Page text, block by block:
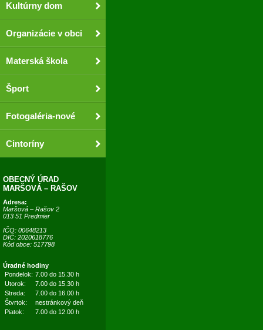
Kultúrny dom
Organizácie v obci
Materská škola
Šport
Fotogaléria-nové
Cintoríny
OBECNÝ ÚRAD
MARŠOVÁ – RAŠOV
Adresa:
Maršová – Rašov 2
013 51 Predmier
IČO: 00648213
DIČ: 2020618776
Kód obce: 517798
Úradné hodiny
Pondelok: 7.00 do 15.30 h
Utorok:
7.00 do 15.30 h
Streda:
7.00 do 16.00 h
Štvrtok:
nestránkový deň
Piatok:
7.00 do 12.00 h